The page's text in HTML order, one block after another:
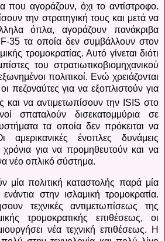
που αγοράζουν, όχι το αντίστροφο.
την στρατηγική τους και μετά να
όπλα, αγοράζουν πανάκριβα
F-35 τα οποία δεν συμβάλλουν στον
τρομοκρατίας. Αυτό γίνεται διότι
του στρατιωτικοβιομηχανικού
πολιτικοί. Ενώ χρειάζονται
πεζοναύτες για να εξοπλιστούν για
και να αντιμετωπίσουν την ISISστο
σπαταλούν δισεκατομμύρια σε
τα οποία δεν πρόκειται να
αμερικανικές ένοπλες δυνάμεις
χρόνια για να προμηθευτούν και να
νέο οπλικό σύστημα.
μία πολιτική καταστολής παρά μία
στην ισλαμική τρομοκρατία.
τεχνικές αντιμετωπίσεως της
τρομοκρατικής επιθέσεως, οι
νέα τεχνική επιθέσεως. Η